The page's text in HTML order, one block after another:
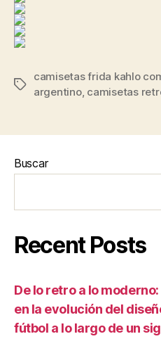
Etiquetas
camisetas frida kahlo
argentino, camisetas
Buscar
Recent Posts
De lo retro a lo
en la evolución del
fútbol a lo largo de un